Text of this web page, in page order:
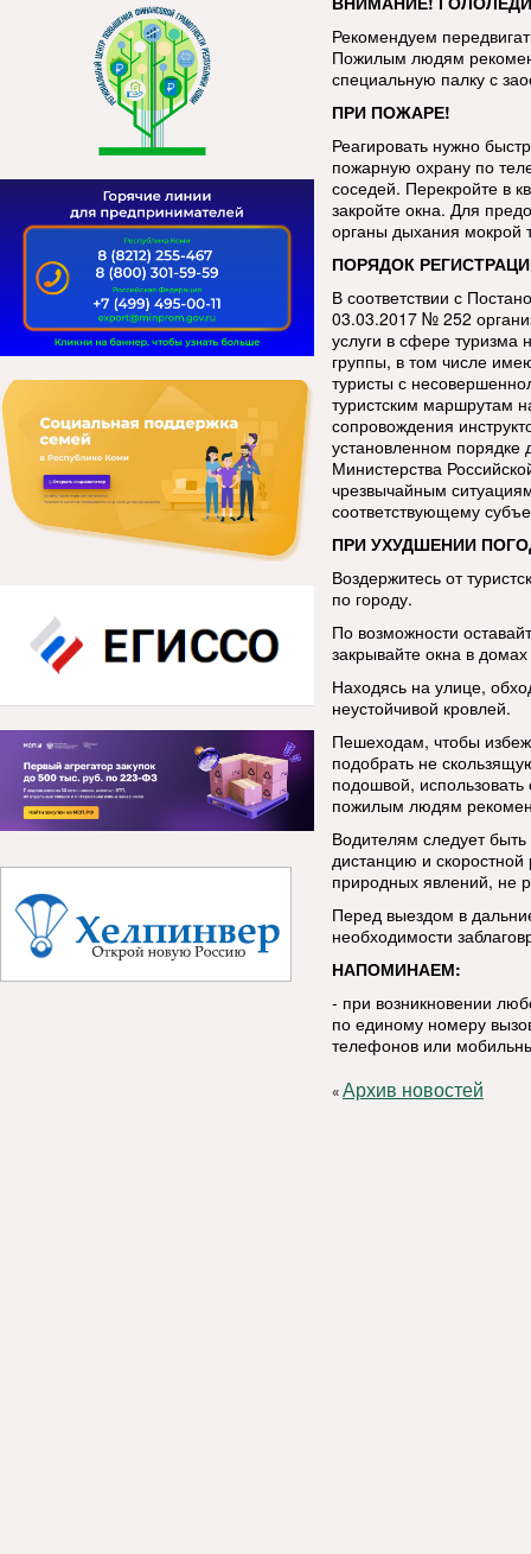
Рекомендуем
Пожилым людям
специальную палку с
ПРИ ПОЖАРЕ!
Реагировать нужно
пожарную охрану по
соседей. Перекройте в
закройте окна. Для
органы дыхания мокрой
ПОРЯДОК
В соответствии с
03.03.2017 № 252
услуги в сфере туризма
группы, в том числе
туристы с
туристским маршрутам
сопровождения
установленном
Министерства
чрезвычайным
соответствующему
ПРИ УХУДШЕНИИ
Воздержитесь от
по городу.
По возможности
закрывайте окна в
Находясь на улице,
неустойчивой кровлей.
Пешеходам, чтобы
подобрать не
подошвой,
пожилым людям
Водителям следует
дистанцию и
природных явлений, не
Перед выездом в
необходимости
НАПОМИНАЕМ:
- при возникновении
по единому номеру
телефонов или
«Архив новостей